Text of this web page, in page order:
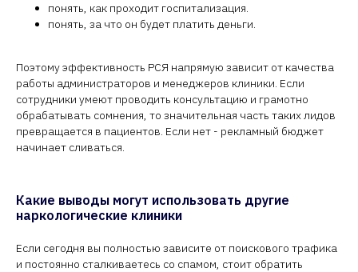
понять, как проходит госпитализация.
понять, за что он будет платить деньги.
Поэтому эффективность РСЯ напрямую зависит от качества
работы администраторов и менеджеров клиники. Если
сотрудники умеют проводить консультацию и грамотно
обрабатывать сомнения, то значительная часть таких лидов
превращается в пациентов. Если нет - рекламный бюджет
начинает сливаться.
Какие выводы могут использовать другие
наркологические клиники
Если сегодня вы полностью зависите от поискового трафика
и постоянно сталкиваетесь со спамом, стоит обратить